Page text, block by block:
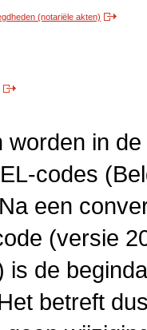
(notariële akten)
worden in
codes
een
(versie
is de
betreft